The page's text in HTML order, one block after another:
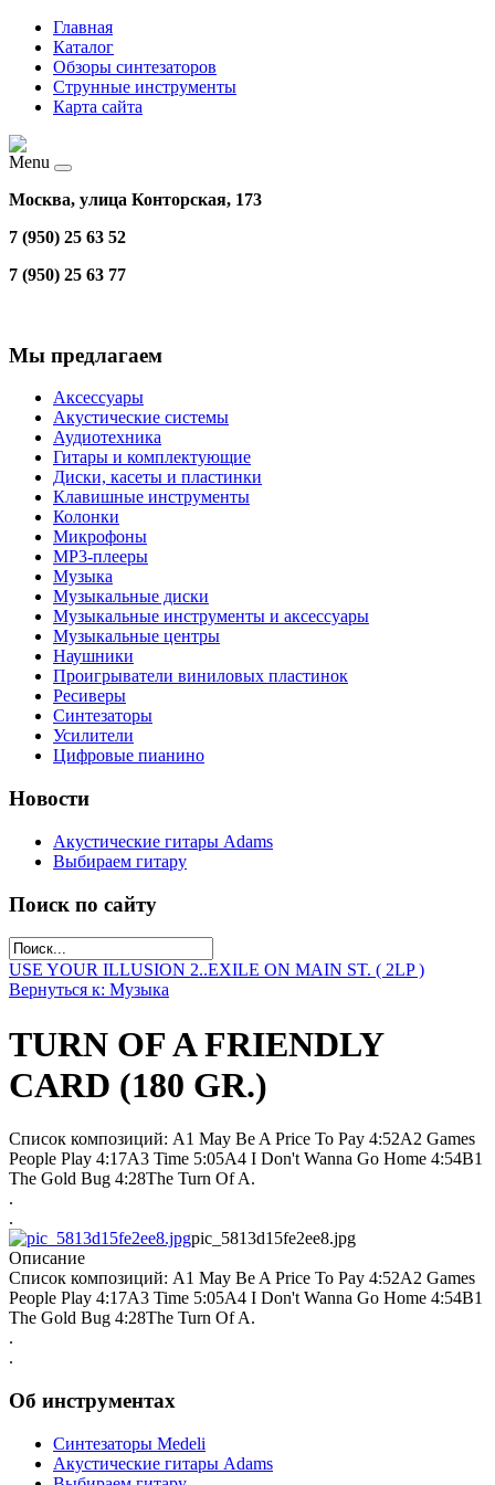
Главная
Каталог
Обзоры синтезаторов
Струнные инструменты
Карта сайта
Menu
Москва, улица Конторская, 173
7 (950) 25 63 52
7 (950) 25 63 77
Мы предлагаем
Аксессуары
Акустические системы
Аудиотехника
Гитары и комплектующие
Диски, касеты и пластинки
Клавишные инструменты
Колонки
Микрофоны
МР3-плееры
Музыка
Музыкальные диски
Музыкальные инструменты и аксессуары
Музыкальные центры
Наушники
Проигрыватели виниловых пластинок
Ресиверы
Синтезаторы
Усилители
Цифровые пианино
Новости
Акустические гитары Adams
Выбираем гитару
Поиск по сайту
USE YOUR ILLUSION 2..EXILE ON MAIN ST. ( 2LP )
Вернуться к: Музыка
TURN OF A FRIENDLY
CARD (180 GR.)
Список композиций: A1 May Be A Price To Pay 4:52A2 Games
People Play 4:17A3 Time 5:05A4 I Don't Wanna Go Home 4:54B1
The Gold Bug 4:28The Turn Of A.
.
.
pic_5813d15fe2ee8.jpg
Описание
Список композиций: A1 May Be A Price To Pay 4:52A2 Games
People Play 4:17A3 Time 5:05A4 I Don't Wanna Go Home 4:54B1
The Gold Bug 4:28The Turn Of A.
.
.
Об инструментах
Синтезаторы Мedeli
Акустические гитары Adams